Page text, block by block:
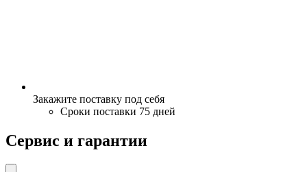
Закажите поставку под себя
Сроки поставки 75 дней
Сервис и гарантии